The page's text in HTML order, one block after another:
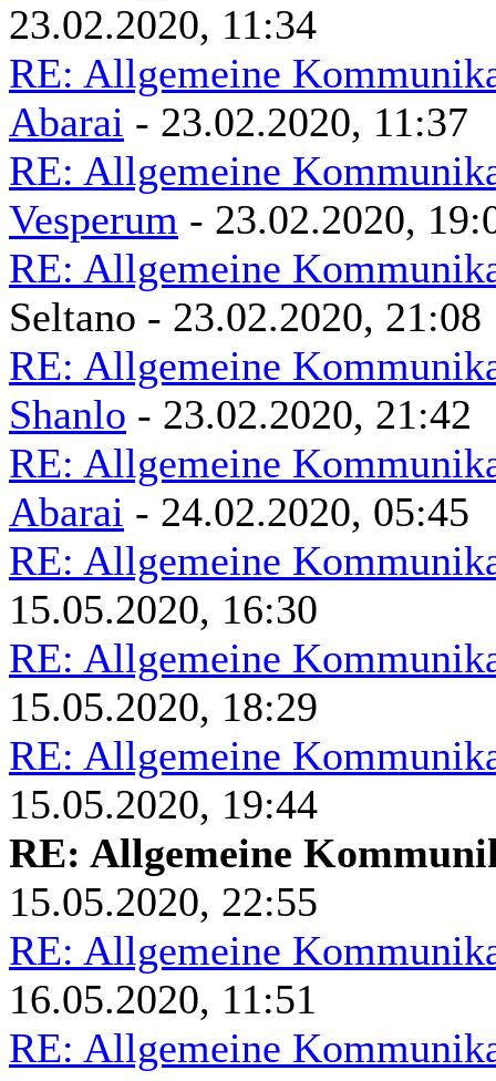
23.02.2020, 11:34
RE: Allgemeine
Abarai - 23.02.2020, 11:37
RE: Allgemeine
Vesperum - 23.02.2020,
RE: Allgemeine
Seltano - 23.02.2020, 21:08
RE: Allgemeine
Shanlo - 23.02.2020, 21:42
RE: Allgemeine
Abarai - 24.02.2020, 05:45
RE: Allgemeine
15.05.2020, 16:30
RE: Allgemeine
15.05.2020, 18:29
RE: Allgemeine
15.05.2020, 19:44
RE: Allgemeine
15.05.2020, 22:55
RE: Allgemeine
16.05.2020, 11:51
RE: Allgemeine